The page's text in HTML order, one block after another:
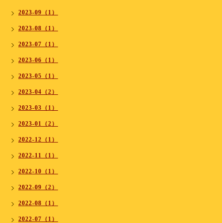
2023-09（1）
2023-08（1）
2023-07（1）
2023-06（1）
2023-05（1）
2023-04（2）
2023-03（1）
2023-01（2）
2022-12（1）
2022-11（1）
2022-10（1）
2022-09（2）
2022-08（1）
2022-07（1）